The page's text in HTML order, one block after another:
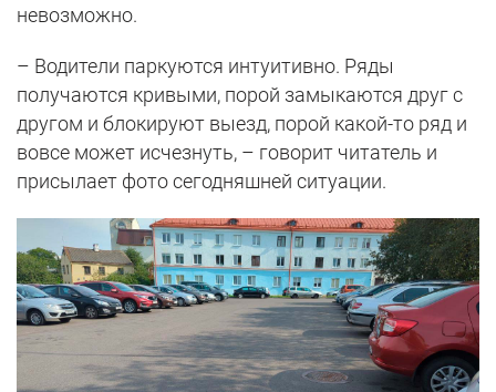
невозможно.
– Водители паркуются интуитивно. Ряды
получаются кривыми, порой замыкаются друг с
другом и блокируют выезд, порой какой-то ряд и
вовсе может исчезнуть, – говорит читатель и
присылает фото сегодняшней ситуации.